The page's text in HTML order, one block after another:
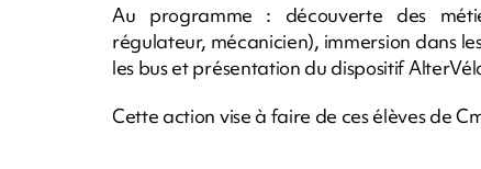
Au programme : découverte des
régulateur, mécanicien), immersion dans
les bus et présentation du dispositif
Cette action vise à faire de ces élèves de